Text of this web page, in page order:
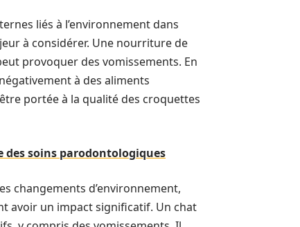
liés à l’environnement dans
à considérer. Une nourriture de
provoquer des vomissements. En
à des aliments
portée à la qualité des croquettes
soins parodontologiques
changements d’environnement,
avoir un impact significatif. Un chat